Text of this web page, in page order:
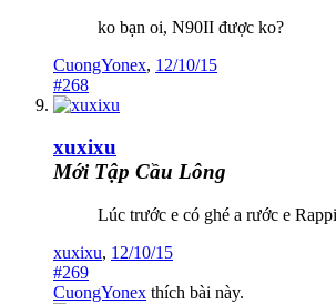
ko bạn oi, N90II được ko?
CuongYonex, 12/10/15
#268
xuxixu
Mới Tập Cầu Lông
Lúc trước e có ghé a rước e
xuxixu, 12/10/15
#269
CuongYonex thích bài này.